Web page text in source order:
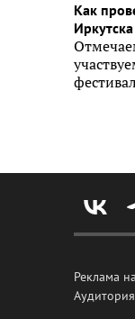
Как
Реклама